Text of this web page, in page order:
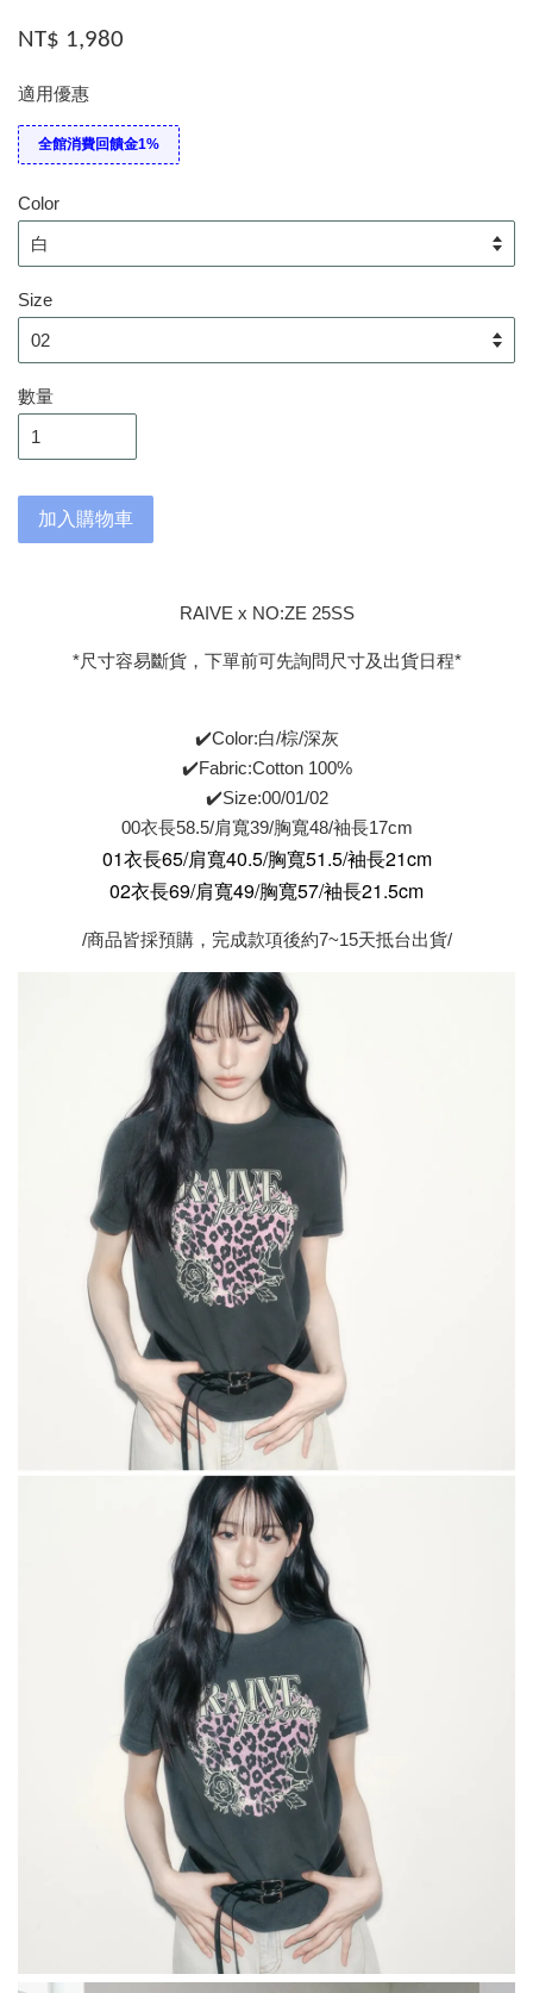
NT$ 1,980
適用優惠
全館消費回饋金1%
Color
Size
數量
加入購物車
RAIVE x NO:ZE 25SS
*尺寸容易斷貨，下單前可先詢問尺寸及出貨日程*
✔️Color:白/棕/深灰
✔️Fabric:Cotton 100%
✔️Size:00/01/02
00衣長58.5/肩寬39/胸寬48/袖長17cm
01衣長65/肩寬40.5/胸寬51.5/袖長21cm
02衣長69/肩寬49/胸寬57/袖長21.5cm
/商品皆採預購，完成款項後約7~15天抵台出貨/